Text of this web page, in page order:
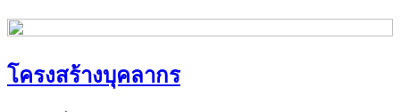
โครงสร้างบุคลากร